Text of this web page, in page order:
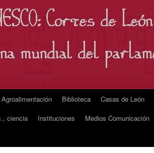
Agroalimentación Biblioteca Casas de León
ciencia Instituciones Medios Comunicación